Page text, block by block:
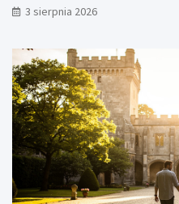
3 sierpnia 2026